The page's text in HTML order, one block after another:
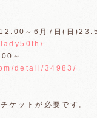
～6月7日(日
～
detail/34983/
ケットが必要です。